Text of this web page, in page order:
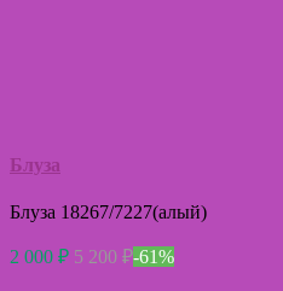
Блуза
Блуза 18267/7227(алый)
2 000 ₽ 5 200 ₽-61%